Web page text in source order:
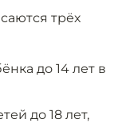
трёх
до 14 лет в
до 18 лет,